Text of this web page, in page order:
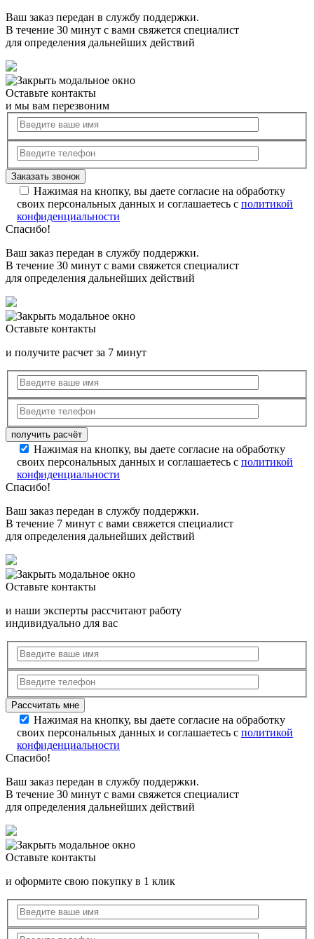
Ваш заказ передан в службу поддержки.
В течение 30 минут с вами свяжется специалист
для определения дальнейших действий
Оставьте контакты
и мы вам перезвоним
Нажимая на кнопку, вы даете согласие на обработку
своих персональных данных и соглашаетесь с политикой
конфиденциальности
Спасибо!
Ваш заказ передан в службу поддержки.
В течение 30 минут с вами свяжется специалист
для определения дальнейших действий
Оставьте контакты
и получите расчет за 7 минут
Нажимая на кнопку, вы даете согласие на обработку
своих персональных данных и соглашаетесь с политикой
конфиденциальности
Спасибо!
Ваш заказ передан в службу поддержки.
В течение 7 минут с вами свяжется специалист
для определения дальнейших действий
Оставьте контакты
и наши эксперты рассчитают работу
индивидуально для вас
Нажимая на кнопку, вы даете согласие на обработку
своих персональных данных и соглашаетесь с политикой
конфиденциальности
Спасибо!
Ваш заказ передан в службу поддержки.
В течение 30 минут с вами свяжется специалист
для определения дальнейших действий
Оставьте контакты
и оформите свою покупку в 1 клик